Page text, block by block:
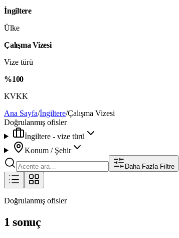
İngiltere
Ülke
Çalışma Vizesi
Vize türü
%100
KVKK
Ana Sayfa/İngiltere/Çalışma Vizesi
Doğrulanmış ofisler
İngiltere - vize türü
Konum / Şehir
Daha Fazla Filtre
Doğrulanmış ofisler
1 sonuç